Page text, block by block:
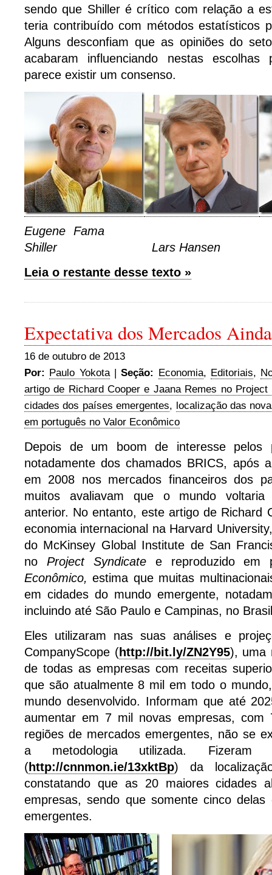
sendo que Shiller é crítico com relação a
teria contribuído com métodos estatísticos
Alguns desconfiam que as opiniões do
acabaram influenciando nestas
parece existir um consenso.
Eugene Fama
Shiller Lars Hansen
Leia o restante desse texto »
Expectativa dos Mercados
16 de outubro de 2013
Por: Paulo Yokota|Seção: Economia, Editoriais,
artigo de Richard Cooper e Jaana Remes no Project
cidades dos países emergentes, localização das
em português no Valor Econômico
Depois de um boom de interesse pelos
notadamente dos chamados BRICS, após
em 2008 nos mercados financeiros dos
muitos avaliavam que o mundo voltaria
anterior. No entanto, este artigo de Richard
economia internacional na Harvard
do McKinsey Global Institute de San
no Project Syndicate e reproduzido em
Econômico,estima que muitas
em cidades do mundo emergente,
incluindo até São Paulo e Campinas, no
Eles utilizaram nas suas análises e
CompanyScope (http://bit.ly/ZN2Y95), uma
de todas as empresas com receitas
que são atualmente 8 mil em todo o
mundo desenvolvido. Informam que até
aumentar em 7 mil novas empresas, com
regiões de mercados emergentes, não se
a metodologia utilizada. Fizeram
(http://cnnmon.ie/13xktBp) da
constatando que as 20 maiores cidades
empresas, sendo que somente cinco delas
emergentes.